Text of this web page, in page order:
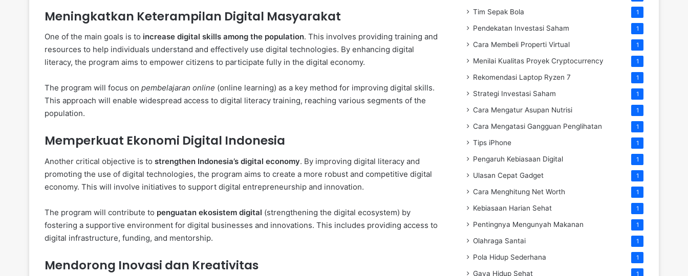
Meningkatkan Keterampilan Digital Masyarakat
One of the main goals is to increase digital skills among the population. This involves providing training and
resources to help individuals understand and effectively use digital technologies. By enhancing digital
literacy, the program aims to empower citizens to participate fully in the digital economy.
The program will focus on pembelajaran online (online learning) as a key method for improving digital skills.
This approach will enable widespread access to digital literacy training, reaching various segments of the
population.
Memperkuat Ekonomi Digital Indonesia
Another critical objective is to strengthen Indonesia’s digital economy. By improving digital literacy and
promoting the use of digital technologies, the program aims to create a more robust and competitive digital
economy. This will involve initiatives to support digital entrepreneurship and innovation.
The program will contribute to penguatan ekosistem digital (strengthening the digital ecosystem) by
fostering a supportive environment for digital businesses and innovations. This includes providing access to
digital infrastructure, funding, and mentorship.
Mendorong Inovasi dan Kreativitas
Tim Sepak Bola 1
Pendekatan Investasi Saham 1
Cara Membeli Properti Virtual 1
Menilai Kualitas Proyek Cryptocurrency 1
Rekomendasi Laptop Ryzen 7 1
Strategi Investasi Saham 1
Cara Mengatur Asupan Nutrisi 1
Cara Mengatasi Gangguan Penglihatan 1
Tips iPhone 1
Pengaruh Kebiasaan Digital 1
Ulasan Cepat Gadget 1
Cara Menghitung Net Worth 1
Kebiasaan Harian Sehat 1
Pentingnya Mengunyah Makanan 1
Olahraga Santai 1
Pola Hidup Sederhana 1
Gaya Hidup Sehat 1